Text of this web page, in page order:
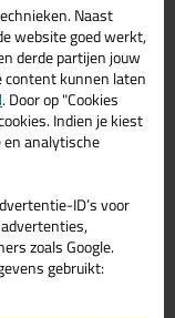
Reviews (1)
Naast
website goed werkt,
derde partijen jouw
kunnen laten
. Door op "Cookies
Indien je kiest
analytische
ID’s voor
zoals Google.
gebruikt: